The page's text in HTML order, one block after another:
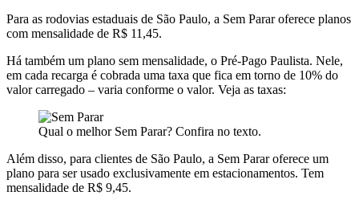
Para as rodovias estaduais de São Paulo, a Sem Parar oferece planos
com mensalidade de R$ 11,45.
Há também um plano sem mensalidade, o Pré-Pago Paulista. Nele,
em cada recarga é cobrada uma taxa que fica em torno de 10% do
valor carregado – varia conforme o valor. Veja as taxas:
Qual o melhor Sem Parar? Confira no texto.
Além disso, para clientes de São Paulo, a Sem Parar oferece um
plano para ser usado exclusivamente em estacionamentos. Tem
mensalidade de R$ 9,45.